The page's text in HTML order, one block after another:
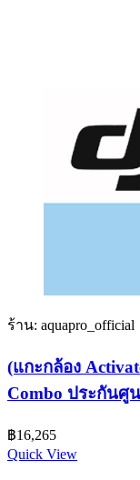
ร้าน: aquapro_official
(แกะกล้อง
Combo ประกันศู
฿16,265
Quick View